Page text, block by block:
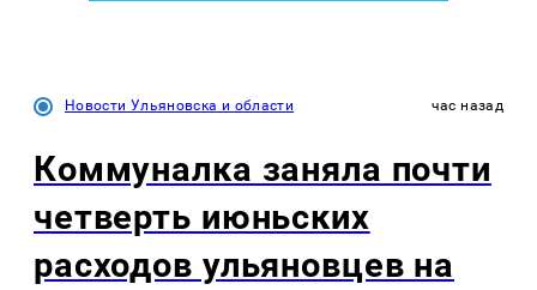
Новости Ульяновска и области час назад
Коммуналка заняла почти
четверть июньских
расходов ульяновцев на